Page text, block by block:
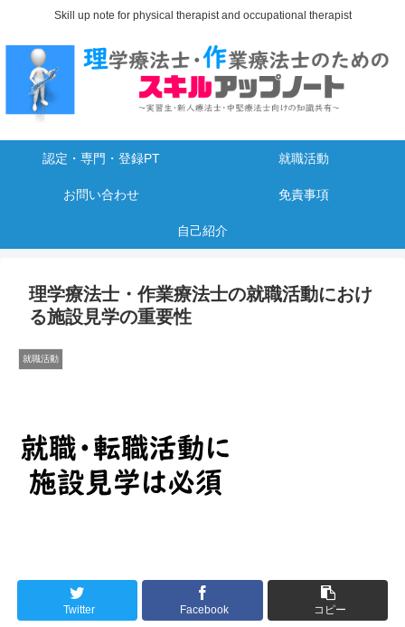
Skill up note for physical therapist and occupational therapist
認定・専門・登録PT 就職活動
お問い合わせ 免責事項
自己紹介
理学療法士・作業療法士の就職活動におけ
る施設見学の重要性
就職活動
Twitter Facebook コピー